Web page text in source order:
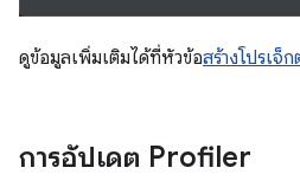
ดูข้อมูลเพิ่มเติมได้ที่หัวข้อสร้างโปรเจ็ก
การอัปเดต Profiler